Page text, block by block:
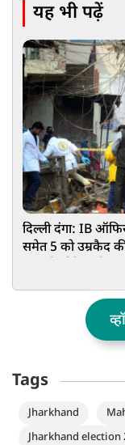
यह भी पढ़ें
दिल्ली दंगा: IB
समेत 5 को उम्रकैद
Tags
Jharkhand
Jharkhand election